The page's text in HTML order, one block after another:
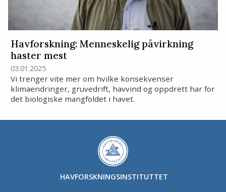
Havforskning: Menneskelig påvirkning
haster mest
03.01.2025
Vi trenger vite mer om hvilke konsekvenser
klimaendringer, gruvedrift, havvind og oppdrett har for
det biologiske mangfoldet i havet.
HAVFORSKNINGSINSTITUTTET